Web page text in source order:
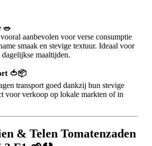
🥗
aanbevolen voor verse consumptie
smaak en stevige textuur. Ideaal voor
dagelijkse maaltijden.
🍅📦
transport goed dankzij hun stevige
voor verkoop op lokale markten of in
& Telen Tomatenzaden